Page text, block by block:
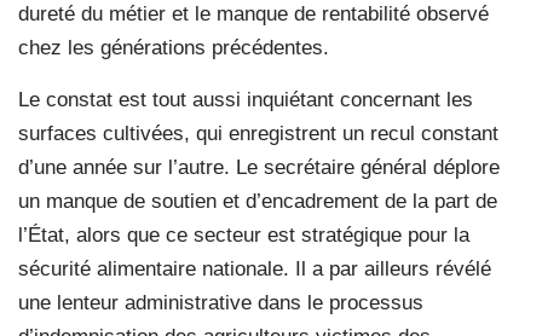
dureté du métier et le manque de rentabilité observé
chez les générations précédentes.
Le constat est tout aussi inquiétant concernant les
surfaces cultivées, qui enregistrent un recul constant
d’une année sur l’autre. Le secrétaire général déplore
un manque de soutien et d’encadrement de la part de
l’État, alors que ce secteur est stratégique pour la
sécurité alimentaire nationale. Il a par ailleurs révélé
une lenteur administrative dans le processus